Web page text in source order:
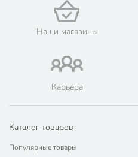
Наши магазины
Карьера
Каталог товаров
Популярные товары